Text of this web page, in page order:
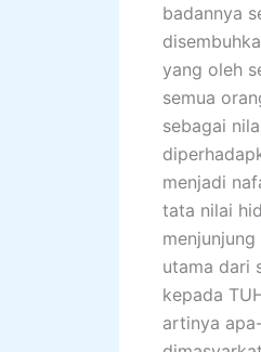
badannya
yang oleh
semua
sebagai
menjadi
tata nilai
utama dari
kepada
artinya